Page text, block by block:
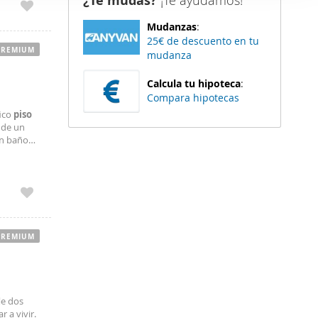
funciones
del
del uso
piso
un
baño
dos
a vivir.
Mudanzas:
25€ de descuento en tu
mudanza
Calcula tu hipoteca:
Compara hipotecas